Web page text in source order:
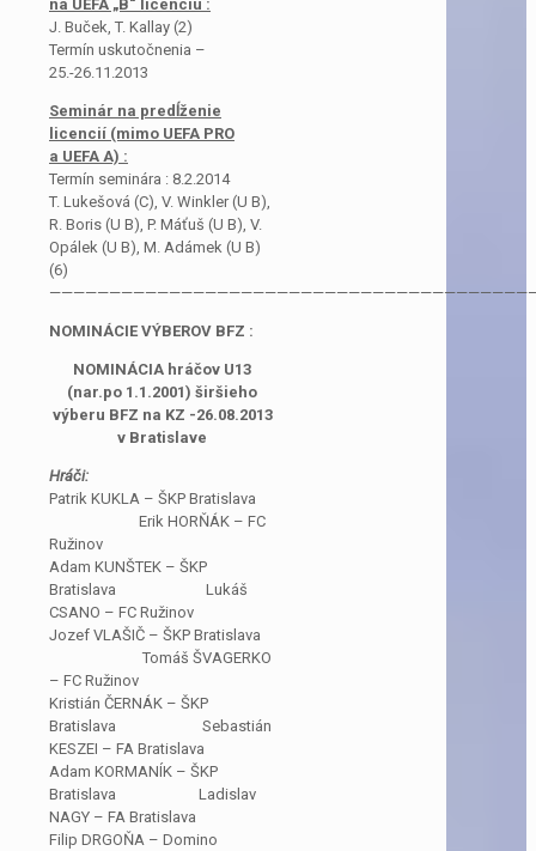
na UEFA „B“ licenciu :
J. Buček, T. Kallay (2)
Termín uskutočnenia –
25.-26.11.2013
Seminár na predĺženie
licencií (mimo UEFA PRO
a UEFA A) :
Termín seminára : 8.2.2014
T. Lukešová (C), V. Winkler (U B),
R. Boris (U B), P. Máťuš (U B), V.
Opálek (U B), M. Adámek (U B)
(6)
NOMINÁCIE VÝBEROV BFZ :
NOMINÁCIA hráčov U13
(nar.po 1.1.2001) širšieho
výberu BFZ na KZ -26.08.2013
v Bratislave
Hráči:
Patrik KUKLA – ŠKP Bratislava
Erik HORŇÁK – FC
Ružinov
Adam KUNŠTEK – ŠKP
Bratislava Lukáš
CSANO – FC Ružinov
Jozef VLAŠIČ – ŠKP Bratislava
Tomáš ŠVAGERKO
– FC Ružinov
Kristián ČERNÁK – ŠKP
Bratislava Sebastián
KESZEI – FA Bratislava
Adam KORMANÍK – ŠKP
Bratislava Ladislav
NAGY – FA Bratislava
Filip DRGOŇA – Domino